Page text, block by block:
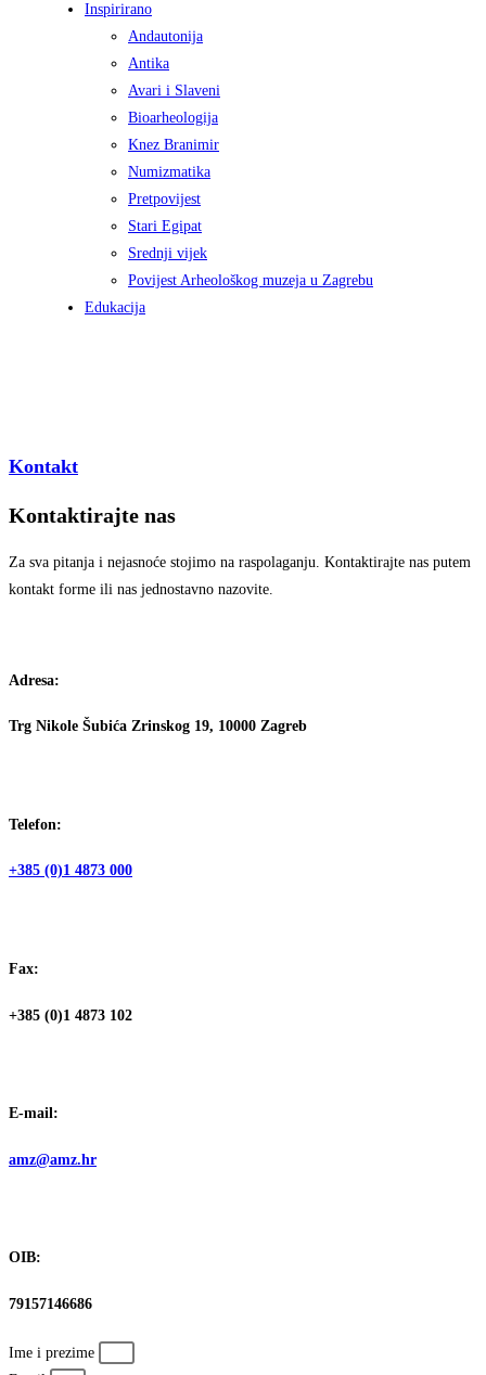
Inspirirano
Andautonija
Antika
Avari i Slaveni
Bioarheologija
Knez Branimir
Numizmatika
Pretpovijest
Stari Egipat
Srednji vijek
Povijest Arheološkog muzeja u Zagrebu
Edukacija
Kontakt
Kontaktirajte nas
Za sva pitanja i nejasnoće stojimo na raspolaganju. Kontaktirajte nas putem
kontakt forme ili nas jednostavno nazovite.
Adresa:
Trg Nikole Šubića Zrinskog 19, 10000 Zagreb
Telefon:
+385 (0)1 4873 000
Fax:
+385 (0)1 4873 102
E-mail:
amz@amz.hr
OIB:
79157146686
Ime i prezime